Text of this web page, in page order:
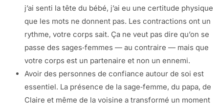
j’ai senti la tête du bébé, j’ai eu une certitude physique
que les mots ne donnent pas. Les contractions ont un
rythme, votre corps sait. Ça ne veut pas dire qu’on se
passe des sages‑femmes — au contraire — mais que
votre corps est un partenaire et non un ennemi.
Avoir des personnes de confiance autour de soi est
essentiel. La présence de la sage‑femme, du papa, de
Claire et même de la voisine a transformé un moment